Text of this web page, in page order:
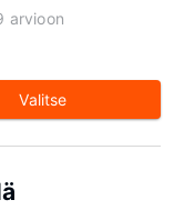
arvioon
Valitse